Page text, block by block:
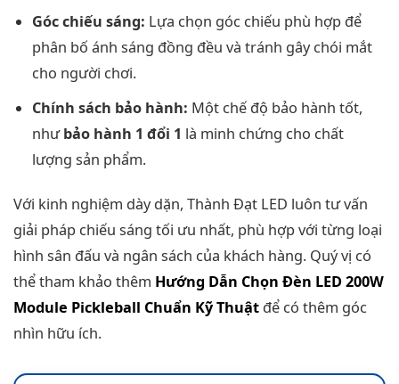
Góc chiếu sáng: Lựa chọn góc chiếu phù hợp để
phân bố ánh sáng đồng đều và tránh gây chói mắt
cho người chơi.
Chính sách bảo hành: Một chế độ bảo hành tốt,
nhưbảo hành 1 đổi 1 là minh chứng cho chất
lượng sản phẩm.
Với kinh nghiệm dày dặn, Thành Đạt LED luôn tư vấn
giải pháp chiếu sáng tối ưu nhất, phù hợp với từng loại
hình sân đấu và ngân sách của khách hàng. Quý vị có
thể tham khảo thêm Hướng Dẫn Chọn Đèn LED 200W
Module Pickleball Chuẩn Kỹ Thuật để có thêm góc
nhìn hữu ích.